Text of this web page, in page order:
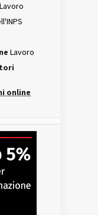
Lavoro
online